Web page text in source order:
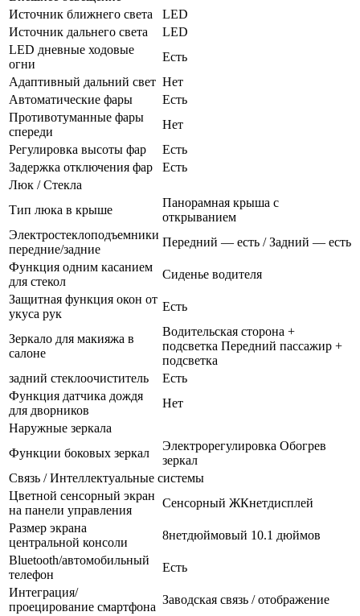
Источник ближнего света
LED
Источник дальнего света
LED
LED дневные ходовые
огни
Есть
Адаптивный дальний свет Нет
Автоматические фары
Есть
Противотуманные фары
спереди
Нет
Регулировка высоты фар
Есть
Задержка отключения фар
Есть
Люк / Стекла
Тип люка в крыше
Панорамная крыша с
открыванием
Электростеклоподъемники
передние/задние
Передний — есть / Задний — есть
Функция одним касанием
для стекол
Сиденье водителя
Защитная функция окон от
укуса рук
Есть
Зеркало для макияжа в
салоне
Водительская сторона +
подсветка Передний пассажир +
подсветка
задний стеклоочиститель
Есть
Функция датчика дождя
для дворников
Нет
Наружные зеркала
Функции боковых зеркал
Электрорегулировка Обогрев
зеркал
Связь / Интеллектуальные системы
Цветной сенсорный экран
на панели управления
Сенсорный ЖКнетдисплей
Размер экрана
центральной консоли
8нетдюймовый 10.1 дюймов
Bluetooth/автомобильный
телефон
Есть
Интеграция/
проецирование смартфона
Заводская связь / отображение